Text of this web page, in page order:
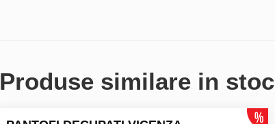
Produse similare in stoc